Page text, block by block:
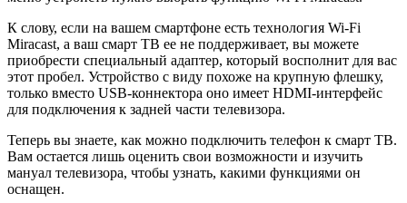
К слову, если на вашем смартфоне есть технология Wi-Fi
Miracast, а ваш смарт ТВ ее не поддерживает, вы можете
приобрести специальный адаптер, который восполнит для вас
этот пробел. Устройство с виду похоже на крупную флешку,
только вместо USB-коннектора оно имеет HDMI-интерфейс
для подключения к задней части телевизора.
Теперь вы знаете, как можно подключить телефон к смарт ТВ.
Вам остается лишь оценить свои возможности и изучить
мануал телевизора, чтобы узнать, какими функциями он
оснащен.